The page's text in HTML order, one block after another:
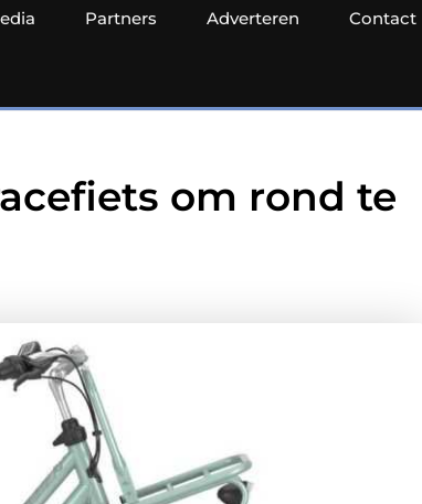
Partners Adverteren Contact
om rond te